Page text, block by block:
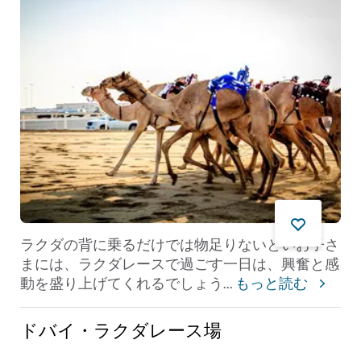
ラクダの背に乗るだけでは物足りないといお子さ
まには、ラクダレースで過ごす一日は、興奮と感
動を盛り上げてくれるでしょう... もっと読む
ドバイ・ラクダレース場